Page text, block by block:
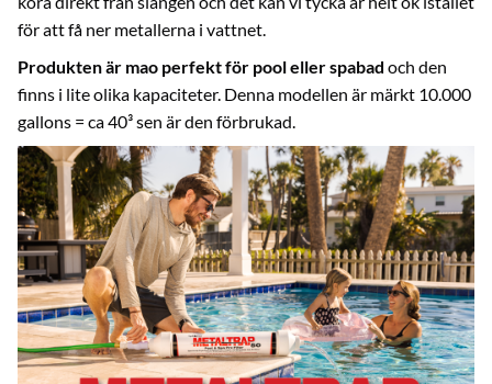
för att få ner metallerna i vattnet.
Produkten är mao perfekt för pool eller spabad och den
finns i lite olika kapaciteter. Denna modellen är märkt 10.000
gallons = ca 40³ sen är den förbrukad.